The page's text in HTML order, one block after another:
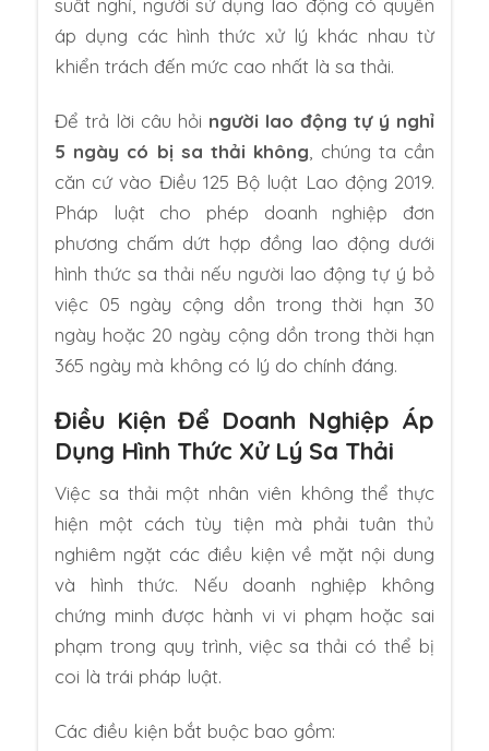
áp dụng các hình thức xử lý khác nhau từ
khiển trách đến mức cao nhất là sa thải.
Để trả lời câu hỏi người lao động tự ý nghỉ
5 ngày có bị sa thải không , chúng ta cần
căn cứ vào Điều 125 Bộ luật Lao động 2019.
Pháp luật cho phép doanh nghiệp đơn
phương chấm dứt hợp đồng lao động dưới
hình thức sa thải nếu người lao động tự ý bỏ
việc 05 ngày cộng dồn trong thời hạn 30
ngày hoặc 20 ngày cộng dồn trong thời hạn
365 ngày mà không có lý do chính đáng.
Điều Kiện Để Doanh Nghiệp Áp
Dụng Hình Thức Xử Lý Sa Thải
Việc sa thải một nhân viên không thể thực
hiện một cách tùy tiện mà phải tuân thủ
nghiêm ngặt các điều kiện về mặt nội dung
và hình thức. Nếu doanh nghiệp không
chứng minh được hành vi vi phạm hoặc sai
phạm trong quy trình, việc sa thải có thể bị
coi là trái pháp luật.
Các điều kiện bắt buộc bao gồm: